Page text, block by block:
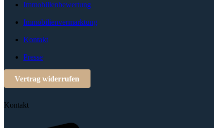
Immobilienbewertung
Immobilienvermarktung
Kontakt
Presse
Vertrag widerrufen
Kontakt